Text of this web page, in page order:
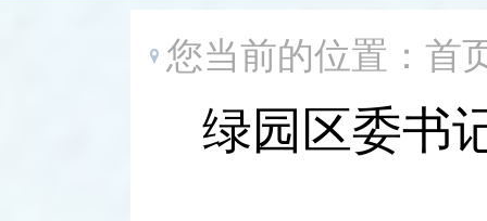
您当前的位置： 首
绿园区委书